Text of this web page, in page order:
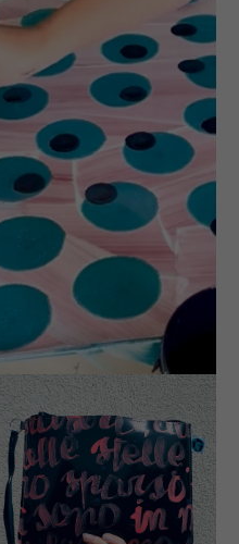
LUKE
SKYWALKERAMI
Avvisami quando
disponibile
74,00
LAVORINCORSO
LIGHTYEARAMI
Avvisami quando
disponibile
74,00
LAVORINCORSO
AGENTE 007TAMI
74,00
LAVORINCORSO
ITALO CALVINAMI
Avvisami quando